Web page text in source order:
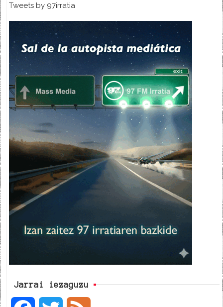
Tweets by 97irratia
Jarrai iezaguzu